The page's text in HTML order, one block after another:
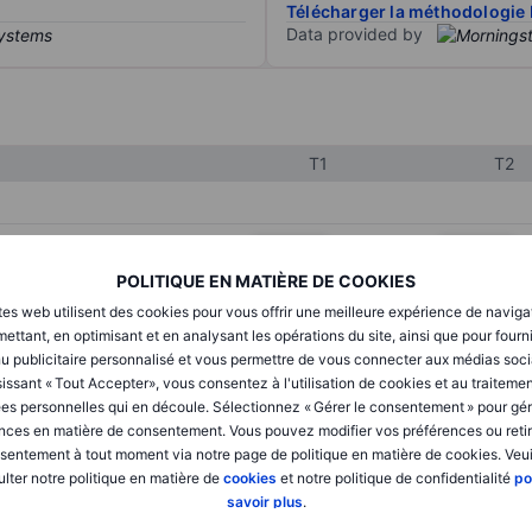
POLITIQUE EN MATIÈRE DE COOKIES
web utilisent des cookies pour vous offrir une meilleure expérience de
en optimisant et en analysant les opérations du site, ainsi que pour
publicitaire personnalisé et vous permettre de vous connecter aux médias
« Tout Accepter», vous consentez à l'utilisation de cookies et au
personnelles qui en découle. Sélectionnez « Gérer le consentement » pour
en matière de consentement. Vous pouvez modifier vos préférences ou
à tout moment via notre page de politique en matière de cookies.
notre politique en matière de cookies et notre politique de confidentialité
savoir plus.
Télécharger la méthodologie
Data provided by
T1 T2
XXXXXXX
XXXXXXX XXXXXXX
XXXXXXX XXXXXXX
XXXXXXX XXXXXXX